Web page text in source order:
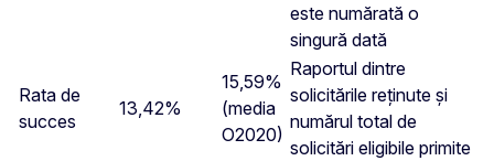
este numărată o
singură dată
Rata de
succes
13,42%
15,59%
(media
O2020)
Raportul dintre
solicitările reținute și
numărul total de
solicitări eligibile primite